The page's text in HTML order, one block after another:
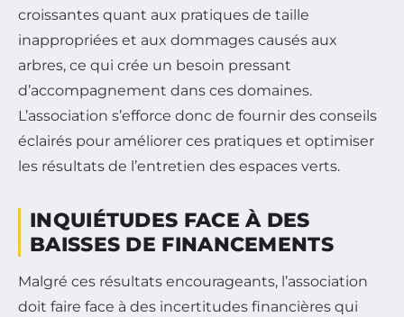
croissantes quant aux pratiques de taille
inappropriées et aux dommages causés aux
arbres, ce qui crée un besoin pressant
d’accompagnement dans ces domaines.
L’association s’efforce donc de fournir des conseils
éclairés pour améliorer ces pratiques et optimiser
les résultats de l’entretien des espaces verts.
INQUIÉTUDES FACE À DES
BAISSES DE FINANCEMENTS
Malgré ces résultats encourageants, l’association
doit faire face à des incertitudes financières qui